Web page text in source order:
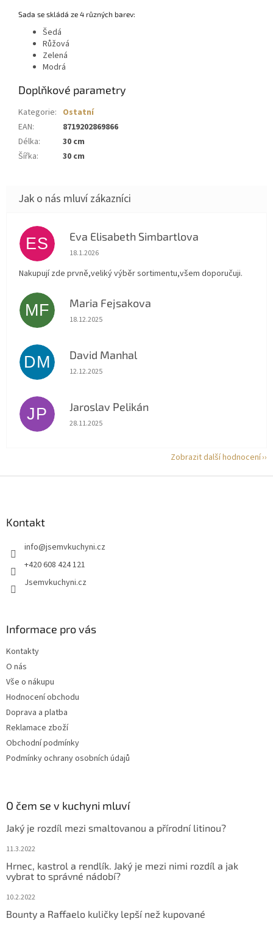
Sada se skládá ze 4 různých barev:
Šedá
Růžová
Zelená
Modrá
Doplňkové parametry
Kategorie: Ostatní
EAN:
8719202869866
Délka:
30 cm
Šířka: 30 cm
ES Eva Elisabeth Simbartlova
Hodnocení obchodu je 5 z 5 hvězdiček.
18.1.2026
Nakupují zde prvně,veliký výběr sortimentu,všem doporučuji.
MF Maria Fejsakova
Hodnocení obchodu je 5 z 5 hvězdiček.
18.12.2025
DM David Manhal
Hodnocení obchodu je 5 z 5 hvězdiček.
12.12.2025
JP Jaroslav Pelikán
Hodnocení obchodu je 5 z 5 hvězdiček.
28.11.2025
Zobrazit další hodnocení
Kontakt
info@jsemvkuchyni.cz
+420 608 424 121
Jsemvkuchyni.cz
Informace pro vás
Kontakty
O nás
Vše o nákupu
Hodnocení obchodu
Doprava a platba
Reklamace zboží
Obchodní podmínky
Podmínky ochrany osobních údajů
O čem se v kuchyni mluví
Jaký je rozdíl mezi smaltovanou a přírodní litinou?
11.3.2022
Hrnec, kastrol a rendlík. Jaký je mezi nimi rozdíl a jak
vybrat to správné nádobí?
10.2.2022
Bounty a Raffaelo kuličky lepší než kupované